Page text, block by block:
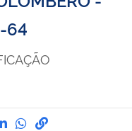
64
por Facebook
por Twitter
Compartilhe por
Compartilhe
link para